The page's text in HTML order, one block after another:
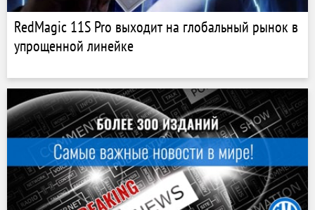
RedMagic 11S Pro выходит на глобальный рынок в
упрощенной линейке